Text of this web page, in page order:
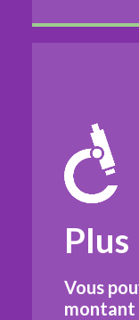
Plus
Vous
montant